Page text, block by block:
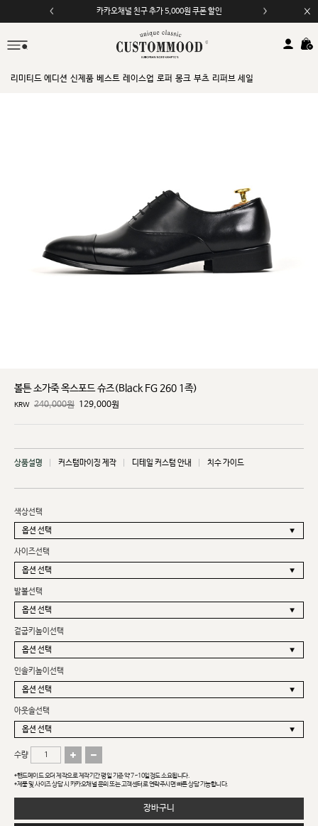
카카오채널 친구 추가 5,000원 쿠폰 할인
리미티드 에디션 신제품 베스트 레이스업 로퍼 몽크 부츠 리퍼브 세일
볼튼 소가죽 옥스포드 슈즈(Black FG 260 1족)
KRW 240,000원 129,000원
상품설명 커스텀마이징 제작 디테일 커스텀 안내 치수 가이드
색상선택
사이즈선택
발볼선택
겉굽키높이선택
인솔키높이선택
아웃솔선택
수량
*핸드메이드 오더 제작으로 제작기간 평일 기준 약 7~10일정도 소요됩니다.
*제품 및 사이즈 상담 시 카카오채널 문의 또는 고객센터로 연락주시면 빠른 상담 가능합니다.
장바구니